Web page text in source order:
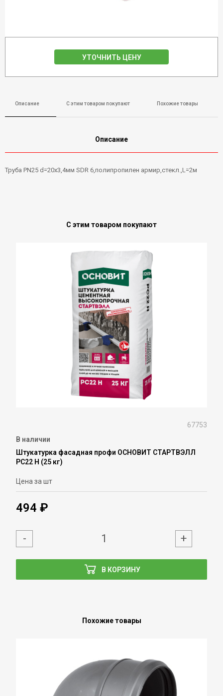
УТОЧНИТЬ ЦЕНУ
Описание С этим товаром покупают Похожие товары
Описание
Труба РN25 d=20х3,4мм SDR 6,полипропилен армир,стекл.,L=2м
С этим товаром покупают
67753
В наличии
Штукатурка фасадная профи ОСНОВИТ СТАРТВЭЛЛ
PC22 H (25 кг)
Цена за шт
494 ₽
В КОРЗИНУ
- +
Похожие товары